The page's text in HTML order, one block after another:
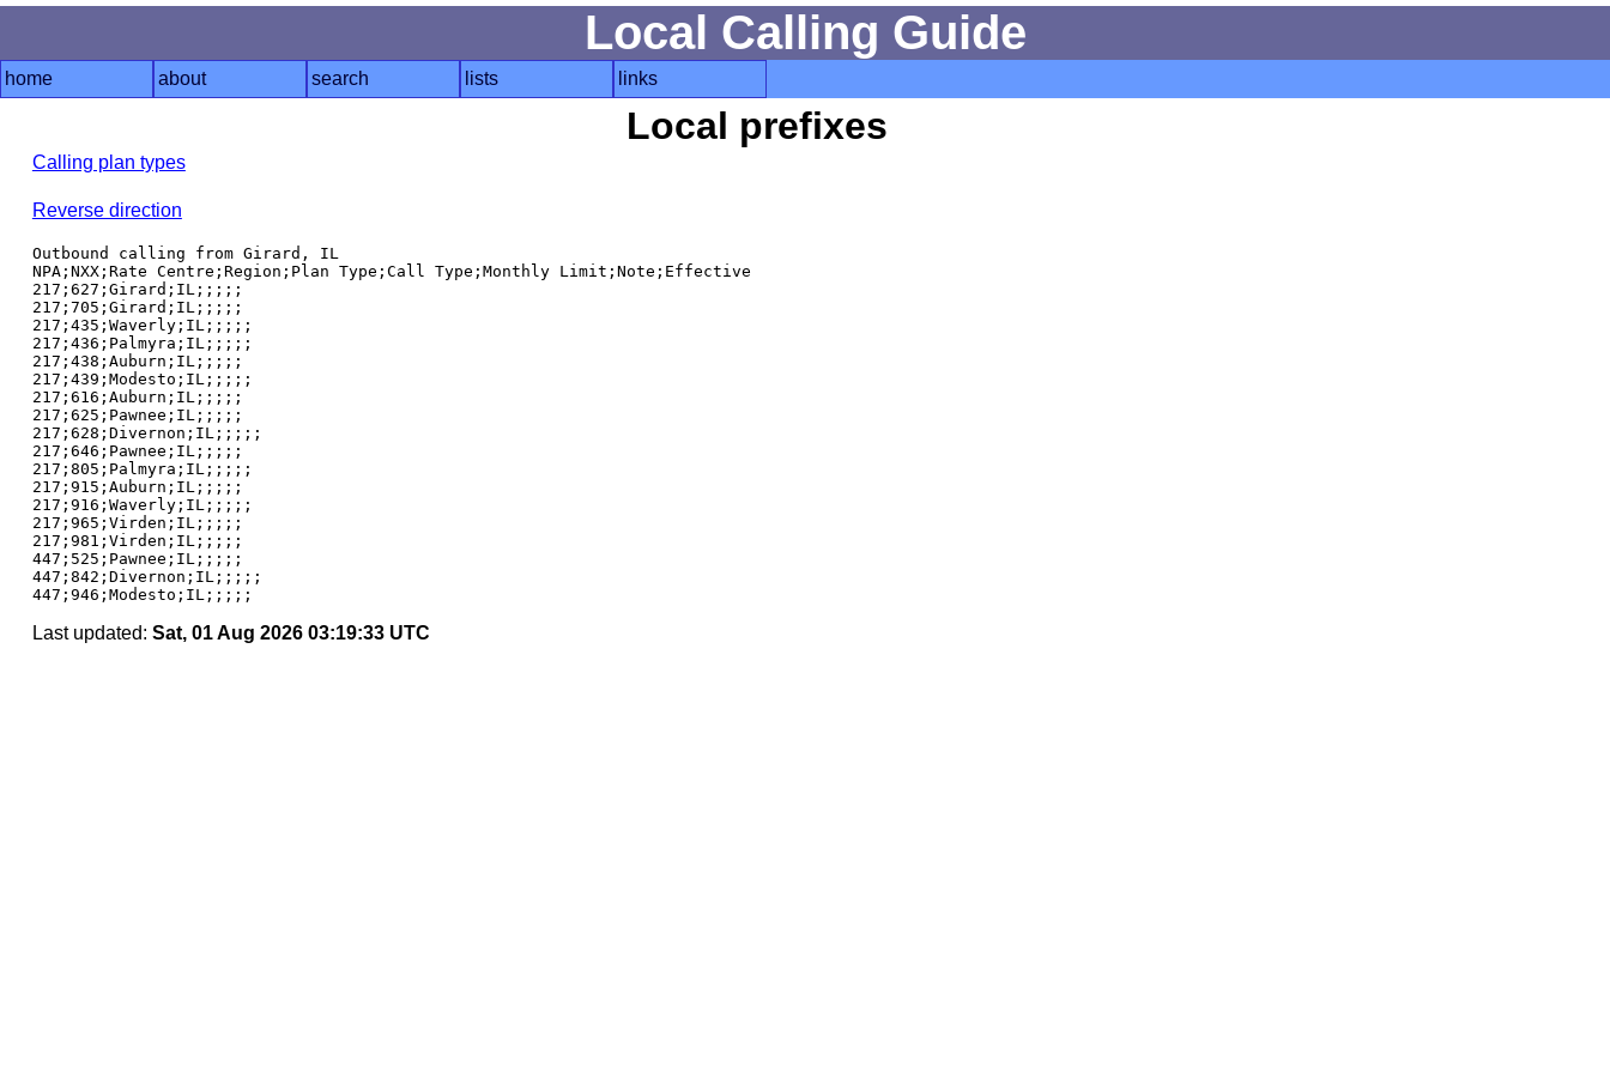
Local Calling Guide
home about search lists links
Local prefixes
Calling plan types
Reverse direction
Outbound calling from Girard, IL
NPA;NXX;Rate Centre;Region;Plan Type;Call Type;Monthly Limit;Note;Effective
217;627;Girard;IL;;;;;
217;705;Girard;IL;;;;;
217;435;Waverly;IL;;;;;
217;436;Palmyra;IL;;;;;
217;438;Auburn;IL;;;;;
217;439;Modesto;IL;;;;;
217;616;Auburn;IL;;;;;
217;625;Pawnee;IL;;;;;
217;628;Divernon;IL;;;;;
217;646;Pawnee;IL;;;;;
217;805;Palmyra;IL;;;;;
217;915;Auburn;IL;;;;;
217;916;Waverly;IL;;;;;
217;965;Virden;IL;;;;;
217;981;Virden;IL;;;;;
447;525;Pawnee;IL;;;;;
447;842;Divernon;IL;;;;;
Last updated: Sat, 01 Aug 2026 03:19:33 UTC